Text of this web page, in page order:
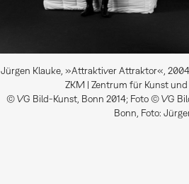
Jürgen Klauke, »Attraktiver Attraktor«,
ZKM | Zentrum für Kunst
© VG Bild-Kunst, Bonn 2014; Foto © VG
Bonn, Foto: